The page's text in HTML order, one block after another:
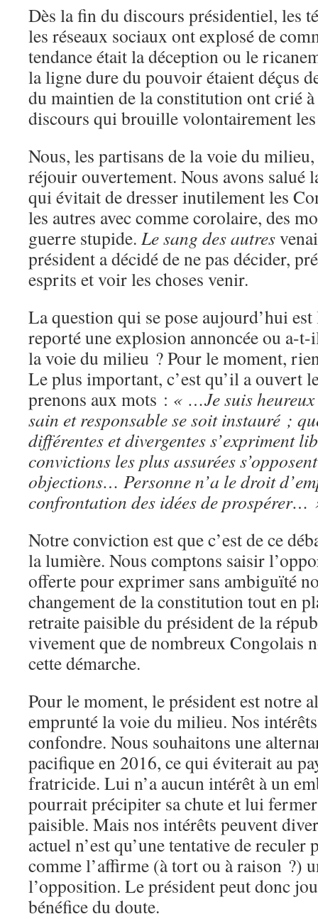
Dès la fin du discours présidentiel, les
les réseaux sociaux ont explosé de
tendance était la déception ou le
la ligne dure du pouvoir étaient déçus
du maintien de la constitution ont crié à
discours qui brouille volontairement
Nous, les partisans de la voie du
réjouir ouvertement. Nous avons salué
qui évitait de dresser inutilement les
les autres avec comme corolaire, des
guerre stupide. Le sang des autres
président a décidé de ne pas décider,
esprits et voir les choses venir.
La question qui se pose aujourd’hui
reporté une explosion annoncée ou a-
la voie du milieu ? Pour le moment,
Le plus important, c’est qu’il a ouvert
prenons aux mots : « …Je suis heureux
sain et responsable se soit instauré ;
différentes et divergentes s’expriment
convictions les plus assurées
objections… Personne n’a le droit
confrontation des idées de prospérer…
Notre conviction est que c’est de ce
la lumière. Nous comptons saisir
offerte pour exprimer sans ambiguïté
changement de la constitution tout en
retraite paisible du président de la
vivement que de nombreux Congolais
cette démarche.
Pour le moment, le président est notre
emprunté la voie du milieu. Nos
confondre. Nous souhaitons une
pacifique en 2016, ce qui éviterait au
fratricide. Lui n’a aucun intérêt à un
pourrait précipiter sa chute et lui
paisible. Mais nos intérêts peuvent
actuel n’est qu’une tentative de reculer
comme l’affirme (à tort ou à raison ?)
l’opposition. Le président peut donc
bénéfice du doute.